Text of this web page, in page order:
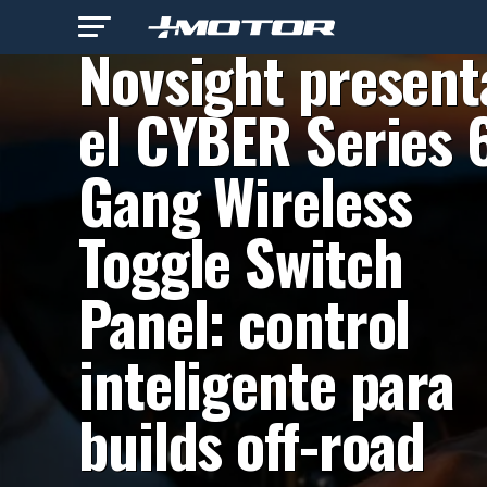
INDUSTRIA AUTOMOTRIZ
Novsight
el CYBER Series
Gang Wireless
Toggle Switch
Panel: control
inteligente para
builds off-road